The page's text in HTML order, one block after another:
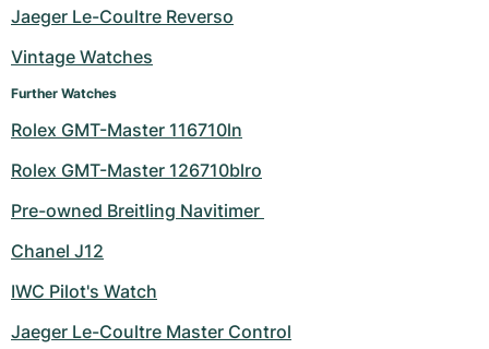
Milgauss
Yacht-Master
Yacht-Master II
Sky-Dweller
Submariner
Dameshorloges
Ronde
Crash
Pasha
Baignoire
Ballon Blanc
Professional
Transocean
Cockpit
Super Avenger
Galactic
Formula 1
Gebruikte horloges
Dameshorloges
Portofino
Da Vinci
Aquatimer
GST
Vintage
Spirit of Big Bang
Gebruikte horloges
Jaeger Le-Coultre Reverso
Vintage Watches
Further Watches
Rolex GMT-Master 116710ln
Rolex GMT-Master 126710blro
Pre-owned Breitling Navitimer
Chanel J12
IWC Pilot's Watch
Jaeger Le-Coultre Master Control